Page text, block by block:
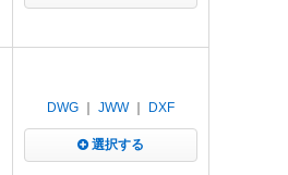
DWG JWW｜ DXF
選択する